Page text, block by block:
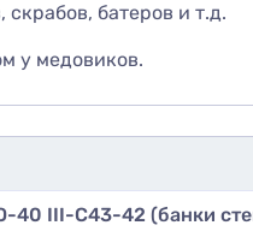
батеров и т.д.
у медовиков.
40 III-C43-42 (банки